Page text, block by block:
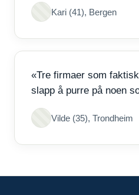
Kari (41), Bergen
«Tre firmaer som
slapp å purre på noen
Vilde (35), Trondheim